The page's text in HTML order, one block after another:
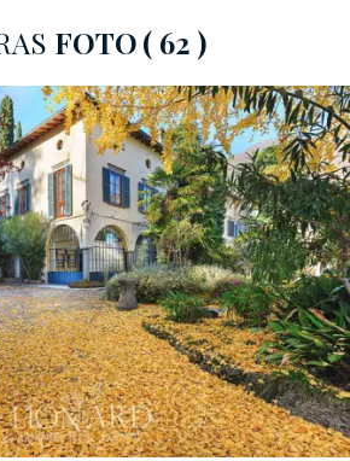
al lago, cuenta con un total de
además de la posibilidad
y seis baños. Por lo tanto, la
como residencia privada de
de alojamiento. En la parte
jardín botánico, se añade un anexo
en dos plantas. La estructura,
de madera y tejas originales, se
almacén y depósito de
debajo también hay un
de agua, alimentado
de la propiedad que forma toda
cursos de agua.
FOTO( 62 )